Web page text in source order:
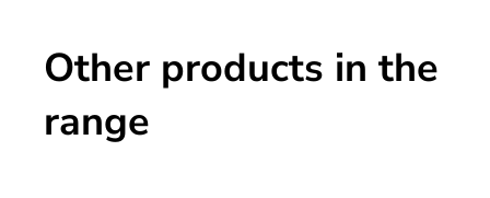
Other products in the
range